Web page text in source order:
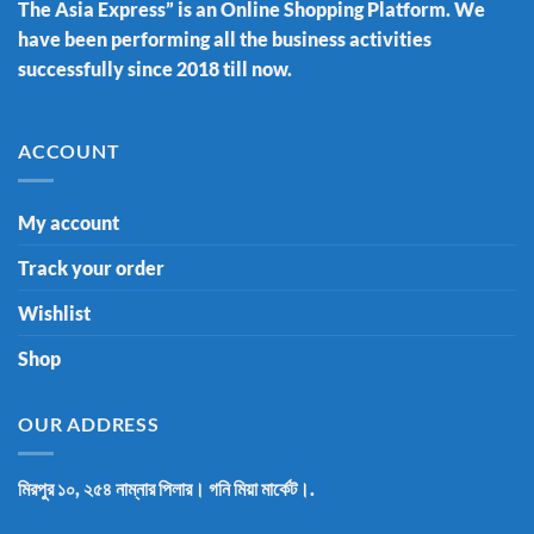
The Asia Express” is an Online Shopping Platform. We
have been performing all the business activities
successfully since 2018 till now.
ACCOUNT
My account
Track your order
Wishlist
Shop
OUR ADDRESS
মিরপুর ১০, ২৫৪ নাম্নার পিলার। গনি মিয়া মার্কেট।.